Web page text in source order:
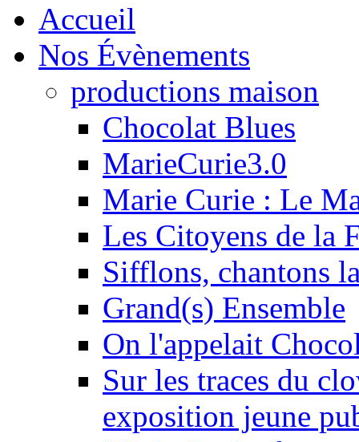
Accueil
Nos Évènements
productions maison
Chocolat Blues
MarieCurie3.0
Marie Curie : Le
Les Citoyens de la
Sifflons, chantons
Grand(s) Ensemble
On l'appelait
Sur les traces du
exposition jeune